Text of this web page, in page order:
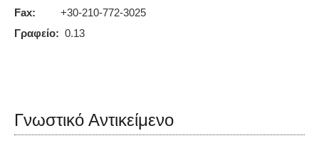
Fax:
+30-210-772-3025
Γραφείο: 0.13
Γνωστικό Αντικείμενο